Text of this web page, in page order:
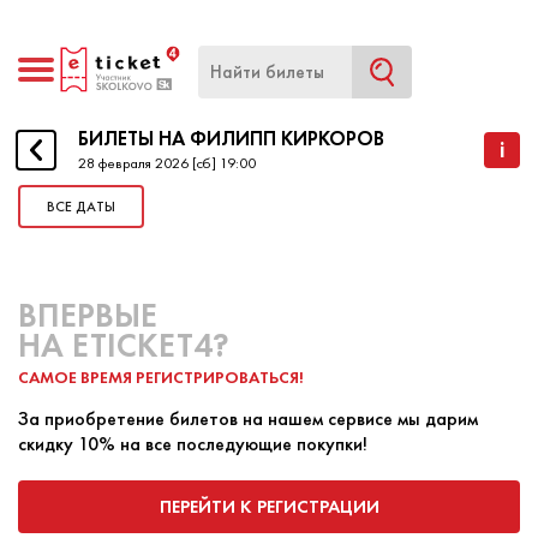
БИЛЕТЫ НА ФИЛИПП КИРКОРОВ
НАЧАЛО
27 и 28 февраля Филипп Киркоров соберёт друзей
и поклонников на столичной Live Арене, чтобы
подарить вечер, наполненный тёплыми
воспоминаниями, яркими эмоциями и самыми
любимыми песнями!
ПРОДАЖА БИЛЕТА
БИЛЕТЫ НА ФИЛИПП КИРКОРОВ
28 февраля 2026 [сб] 19:00 i
ВСЕ ДАТЫ
ВПЕРВЫЕ
НА ETICKET4?
САМОЕ ВРЕМЯ РЕГИСТРИРОВАТЬСЯ!
За приобретение билетов на нашем сервисе мы дарим
скидку 10% на все последующие покупки!
ПЕРЕЙТИ К РЕГИСТРАЦИИ